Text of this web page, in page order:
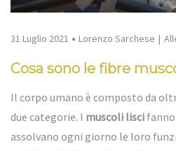
31 Luglio 2021 Lorenzo Sarchese
Cosa sono le fibre
Il corpo umano è composto da
due categorie. I muscoli lisci
assolvano ogni giorno le loro